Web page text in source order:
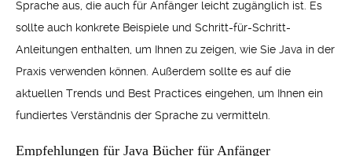
Sprache aus, die auch für Anfänger leicht zugänglich ist. Es
sollte auch konkrete Beispiele und Schritt-für-Schritt-
Anleitungen enthalten, um Ihnen zu zeigen, wie Sie Java in der
Praxis verwenden können. Außerdem sollte es auf die
aktuellen Trends und Best Practices eingehen, um Ihnen ein
fundiertes Verständnis der Sprache zu vermitteln.
Empfehlungen für Java Bücher für Anfänger